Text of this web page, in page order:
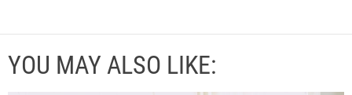
YOU MAY ALSO LIKE: